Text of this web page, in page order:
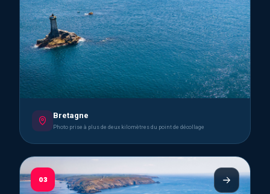
Bretagne
Photo prise à plus de deux kilomètres du point de décollage
03